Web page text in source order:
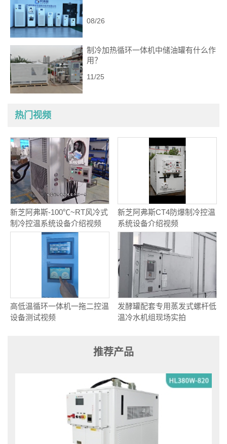
08/26
制冷加热循环一体机中储油罐有什么作
用？
11/25
热门视频
新芝阿弗斯-100℃~RT风冷式
制冷控温系统设备介绍视频
新芝阿弗斯CT4防爆制冷控温
系统设备介绍视频
高低温循环一体机一拖二控温
设备测试视频
发酵罐配套专用蒸发式螺杆低
温冷水机组现场实拍
推荐产品